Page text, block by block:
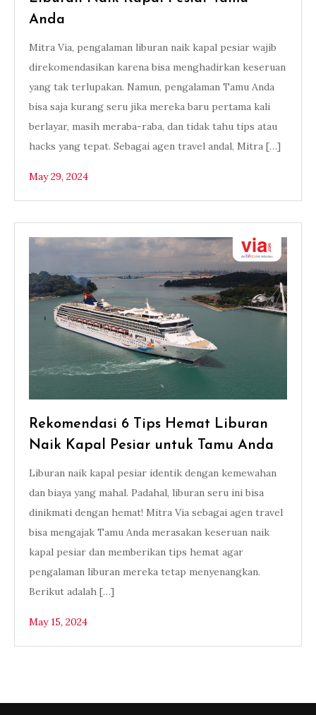
Anda
Mitra Via, pengalaman liburan naik kapal pesiar wajib
direkomendasikan karena bisa menghadirkan keseruan
yang tak terlupakan. Namun, pengalaman Tamu Anda
bisa saja kurang seru jika mereka baru pertama kali
berlayar, masih meraba-raba, dan tidak tahu tips atau
hacks yang tepat. Sebagai agen travel andal, Mitra […]
May 29, 2024
Rekomendasi 6 Tips Hemat Liburan
Naik Kapal Pesiar untuk Tamu Anda
Liburan naik kapal pesiar identik dengan kemewahan
dan biaya yang mahal. Padahal, liburan seru ini bisa
dinikmati dengan hemat! Mitra Via sebagai agen travel
bisa mengajak Tamu Anda merasakan keseruan naik
kapal pesiar dan memberikan tips hemat agar
pengalaman liburan mereka tetap menyenangkan.
Berikut adalah […]
May 15, 2024